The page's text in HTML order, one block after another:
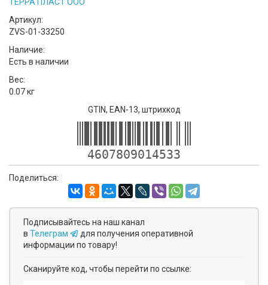
Артикул:
ZVS-01-33250
Наличие:
Есть в наличии
Вес:
0.07 кг
GTIN, EAN-13, штрихкод
4607809014533
Поделиться:
Подписывайтесь на наш канал
в Телеграм
для получения оперативной
информации по товару!
Сканируйте код, чтобы перейти по ссылке: